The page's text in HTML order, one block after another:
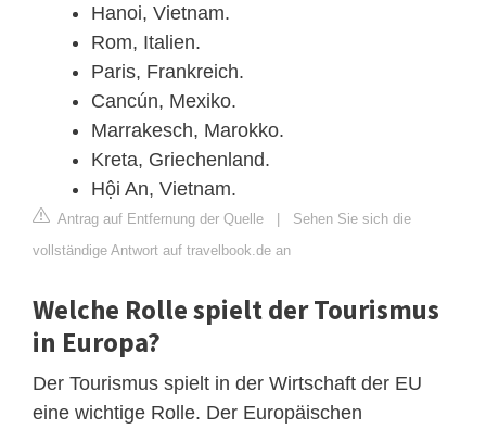
Hanoi, Vietnam.
Rom, Italien.
Paris, Frankreich.
Cancún, Mexiko.
Marrakesch, Marokko.
Kreta, Griechenland.
Hội An, Vietnam.
Antrag auf Entfernung der Quelle | Sehen Sie sich die
vollständige Antwort auf travelbook.de an
Welche Rolle spielt der Tourismus
in Europa?
Der Tourismus spielt in der Wirtschaft der EU
eine wichtige Rolle. Der Europäischen